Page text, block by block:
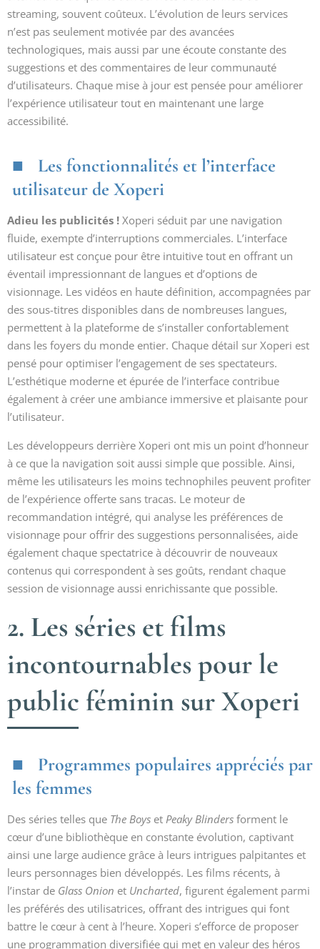
streaming, souvent coûteux. L’évolution de leurs services
n’est pas seulement motivée par des avancées
technologiques, mais aussi par une écoute constante des
suggestions et des commentaires de leur communauté
d’utilisateurs. Chaque mise à jour est pensée pour améliorer
l’expérience utilisateur tout en maintenant une large
accessibilité.
Les fonctionnalités et l’interface
utilisateur de Xoperi
Adieu les publicités ! Xoperi séduit par une navigation
fluide, exempte d’interruptions commerciales. L’interface
utilisateur est conçue pour être intuitive tout en offrant un
éventail impressionnant de langues et d’options de
visionnage. Les vidéos en haute définition, accompagnées par
des sous-titres disponibles dans de nombreuses langues,
permettent à la plateforme de s’installer confortablement
dans les foyers du monde entier. Chaque détail sur Xoperi est
pensé pour optimiser l’engagement de ses spectateurs.
L’esthétique moderne et épurée de l’interface contribue
également à créer une ambiance immersive et plaisante pour
l’utilisateur.
Les développeurs derrière Xoperi ont mis un point d’honneur
à ce que la navigation soit aussi simple que possible. Ainsi,
même les utilisateurs les moins technophiles peuvent profiter
de l’expérience offerte sans tracas. Le moteur de
recommandation intégré, qui analyse les préférences de
visionnage pour offrir des suggestions personnalisées, aide
également chaque spectatrice à découvrir de nouveaux
contenus qui correspondent à ses goûts, rendant chaque
session de visionnage aussi enrichissante que possible.
2. Les séries et films
incontournables pour le
public féminin sur Xoperi
Programmes populaires appréciés par
les femmes
Des séries telles que The Boys et Peaky Blinders forment le
cœur d’une bibliothèque en constante évolution, captivant
ainsi une large audience grâce à leurs intrigues palpitantes et
leurs personnages bien développés. Les films récents, à
l’instar de Glass Onion et Uncharted, figurent également parmi
les préférés des utilisatrices, offrant des intrigues qui font
battre le cœur à cent à l’heure. Xoperi s’efforce de proposer
une programmation diversifiée qui met en valeur des héros